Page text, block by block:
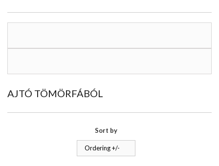
AJTÓ TÖMÖRFÁBÓL
Sort by
Ordering +/-